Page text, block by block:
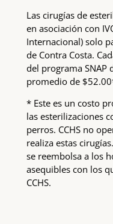
Las cirugías de
en asociación con
Internacional) solo
de Contra Costa.
del programa SNAP
promedio de
* Este es un costo
las esterilizaciones
perros. CCHS no
realiza estas
se reembolsa a los
asequibles con los
CCHS.